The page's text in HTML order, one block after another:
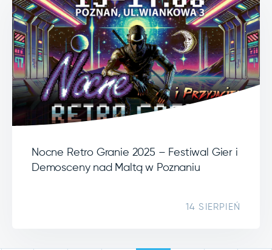
Nocne Retro Granie 2025 – Festiwal Gier i
Demosceny nad Maltą w Poznaniu
14 SIERPIEŃ